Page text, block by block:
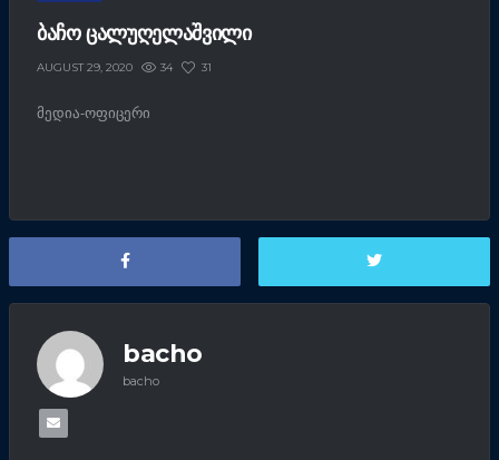
ᲑᲐᲩᲝ ᲪᲐᲚᲣᲦᲔᲚᲐᲨᲕᲘᲚᲘ
AUGUST 29, 2020 34 31
მედია-ოფიცერი
bacho
bacho